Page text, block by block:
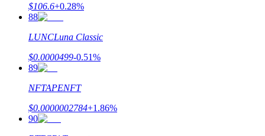
$106.6+0.28%
88
LUNCLuna Classic
$0.0000499-0.51%
89
NFTAPENFT
$0.0000002784+1.86%
90